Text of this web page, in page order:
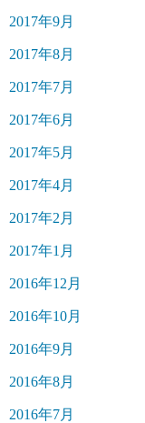
2017年9月
2017年8月
2017年7月
2017年6月
2017年5月
2017年4月
2017年2月
2017年1月
2016年12月
2016年10月
2016年9月
2016年8月
2016年7月